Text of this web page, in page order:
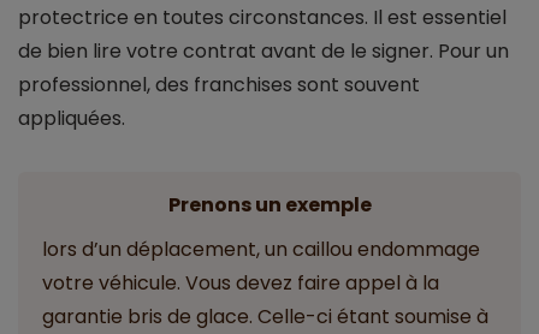
protectrice en toutes circonstances. Il est essentiel
de bien lire votre contrat avant de le signer. Pour un
professionnel, des franchises sont souvent
appliquées.
Prenons un exemple
lors d’un déplacement, un caillou endommage
votre véhicule. Vous devez faire appel à la
garantie bris de glace. Celle-ci étant soumise à